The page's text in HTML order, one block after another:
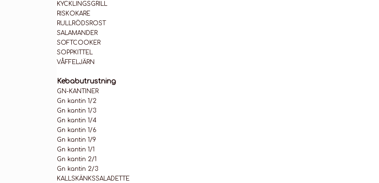
KYCKLINGSGRILL
RISKOKARE
RULLRÖDSROST
SALAMANDER
SOFTCOOKER
SOPPKITTEL
VÅFFELJÄRN
Kebabutrustning
GN-KANTINER
Gn kantin 1/2
Gn kantin 1/3
Gn kantin 1/4
Gn kantin 1/6
Gn kantin 1/9
Gn kantin 1/1
Gn kantin 2/1
Gn kantin 2/3
KALLSKÄNKSSALADETTE